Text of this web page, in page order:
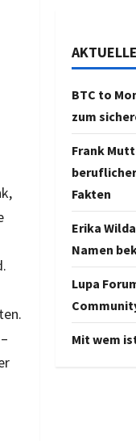
BTC to
zum
Frank
Fakten
Erika
Namen
Lupa
Mit wem